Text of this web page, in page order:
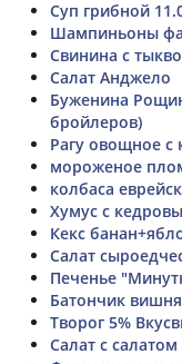
Суп грибной
Шампиньоны
Свинина с
Салат Анджело
Буженина
бройлеров)
Рагу овощное с
мороженое
колбаса
Хумус с
Кекс
Салат
Печенье
Батончик
Творог 5%
Салат с салатом